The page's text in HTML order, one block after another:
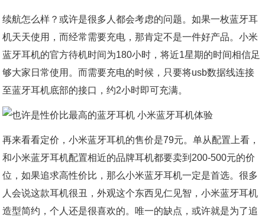
续航怎么样？或许是很多人都会考虑的问题。如果一枚蓝牙耳
机天天使用，而经常需要充电，那肯定不是一件好产品。小米
蓝牙耳机的官方待机时间为180小时，将近1星期的时间相信足
够大家日常使用。而需要充电的时候，只要将usb数据线连接
至蓝牙耳机底部的接口，约2小时即可充满。
再来看看定价，小米蓝牙耳机的售价是79元。单从配置上看，
和小米蓝牙耳机配置相近的品牌耳机都要卖到200-500元的价
位，如果追求高性价比，那么小米蓝牙耳机一定是首选。很多
人会说这款耳机很丑，外观这个东西见仁见智，小米蓝牙耳机
造型简约，个人还是很喜欢的。唯一的缺点，或许就是为了追